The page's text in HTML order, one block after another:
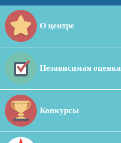
О центре
Независимая оценка
Конкурсы